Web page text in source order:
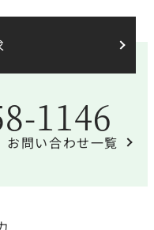
1146
お問い合わせ一覧